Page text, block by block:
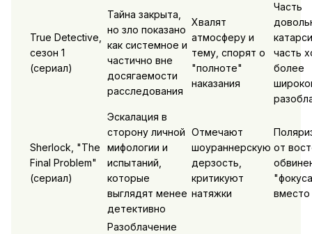
True Detective,
сезон 1
(сериал)
Тайна закрыта,
но зло показано
как системное и
частично вне
досягаемости
расследования
Хвалят
атмосферу и
тему, спорят о
"полноте"
наказания
Часть
часть
более
Sherlock, "The
Final Problem"
(сериал)
Эскалация в
сторону личной
мифологии и
испытаний,
которые
выглядят менее
детективно
Отмечают
шоураннерскую
дерзость,
критикуют
натяжки
от
вместо
Разоблачение